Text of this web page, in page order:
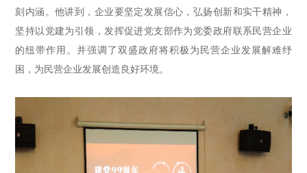
刻内涵。他讲到， 企业要坚定发展信心，弘扬创新和实干精神，
坚持以党建为引领，发挥促进党支部作为党委政府联系民营企业
的纽带作用。 并强调了双盛政府将积极为民营企业发展解难纾
困，为民营企业发展创造良好环境。